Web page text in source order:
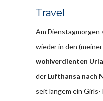
Travel
Am Dienstagmorgen
wieder in den
wohlverdienten
der Lufthansa nach
seit langem ein